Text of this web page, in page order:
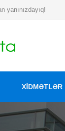
yanınızdayıq!
XIDMƏTLƏR